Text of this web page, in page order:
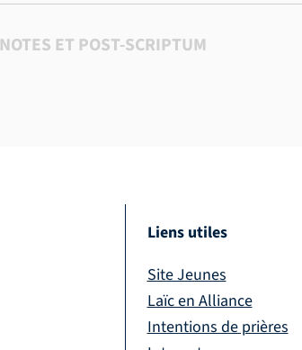
NOTES ET POST-SCRIPTUM
Liens utiles
Site Jeunes
Laïc en Alliance
Intentions de prières